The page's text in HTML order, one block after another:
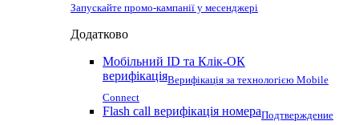
Запускайте промо-кампанії у месенджері
Додатково
Мобільний ID та Клік-ОК
верифікаціяВерифікація за технологією Mobile
Connect
Flash call верифікація номераПодтверждение